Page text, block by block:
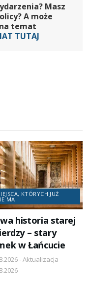
Masz
A może
temat
TUTAJ
KTÓRYCH JUŻ
MA
historia starej
– stary
w Łańcucie
- Aktualizacja